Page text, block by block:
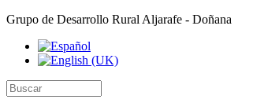
Grupo de Desarrollo Rural Aljarafe - Doñana